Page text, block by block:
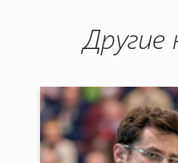
Другие